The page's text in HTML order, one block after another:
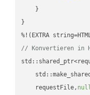
    }
}
// Konvertieren in
    requestFile,